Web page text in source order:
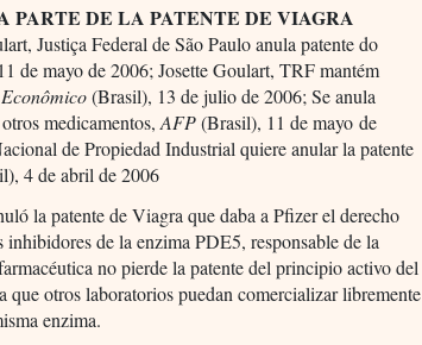
PARTE DE LA PATENTE DE VIAGRA
Justiça Federal de São Paulo anula patente do
de mayo de 2006; Josette Goulart, TRF mantém
(Brasil), 13 de julio de 2006; Se anula
medicamentos,AFP(Brasil), 11 de mayo de
de Propiedad Industrial quiere anular la patente
4 de abril de 2006
la patente de Viagra que daba a Pfizer el derecho
de la enzima PDE5, responsable de la
no pierde la patente del principio activo del
que otros laboratorios puedan comercializar libremente
enzima.